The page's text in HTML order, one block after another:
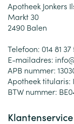
Apotheek Jonkers
Markt 30
2490 Balen
Telefoon: 014 81
E-mailadres:
APB nummer:
Apotheek titularis:
BTW nummer:
Klantenservice